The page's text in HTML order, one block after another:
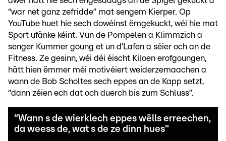
“war net ganz zefridde” mat sengem Kierper. Op
YouTube huet hie sech dowéinst ëmgekuckt, wéi hie mat
Sport ufänke kéint. Vun de Pompelen a Klimmzich a
senger Kummer goung et un d’Lafen a séier och an de
Fitness. Ze gesinn, wéi déi éischt Kiloen erofgoungen,
hätt hien ëmmer méi motivéiert weiderzemaachen a
wann de Bob Scholtes sech eppes an de Kapp setzt,
“dann zéien ech dat och duerch bis zum Schluss”.
“Wann s de wierklech eppes wëlls erreechen,
da weess de, wat s de ze dinn hues"